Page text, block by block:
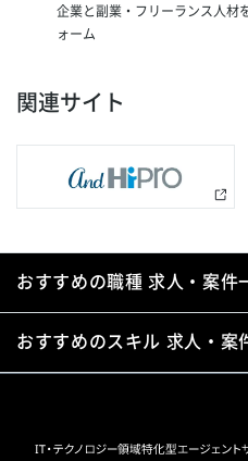
企業と副業・フリーランス人材
ォーム
関連サイト
おすすめの職種 求人・案件
おすすめのスキル 求人・案